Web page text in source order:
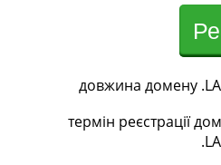
довжина домену
термін реєстрації